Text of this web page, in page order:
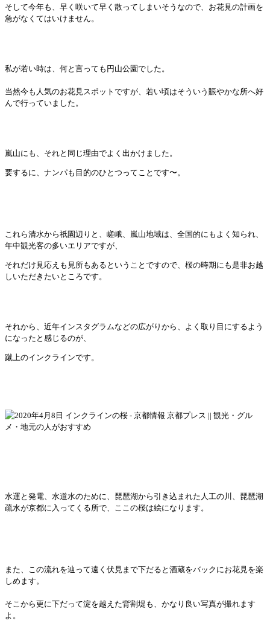
そして今年も、早く咲いて早く散ってしまいそうなので、お花見の計画を
急がなくてはいけません。
私が若い時は、何と言っても円山公園でした。
当然今も人気のお花見スポットですが、若い頃はそういう賑やかな所へ好
んで行っていました。
嵐山にも、それと同じ理由でよく出かけました。
要するに、ナンパも目的のひとつってことです〜。
これら清水から祇園辺りと、嵯峨、嵐山地域は、全国的にもよく知られ、
年中観光客の多いエリアですが、
それだけ見応えも見所もあるということですので、桜の時期にも是非お越
しいただきたいところです。
それから、近年インスタグラムなどの広がりから、よく取り目にするよう
になったと感じるのが、
蹴上のインクラインです。
水運と発電、水道水のために、琵琶湖から引き込まれた人工の川、琵琶湖
疏水が京都に入ってくる所で、ここの桜は絵になります。
また、この流れを辿って遠く伏見まで下だると酒蔵をバックにお花見を楽
しめます。
そこから更に下だって淀を越えた背割堤も、かなり良い写真が撮れます
よ。